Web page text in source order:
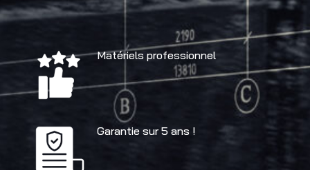
Matériels professionnel
Garantie sur 5 ans !